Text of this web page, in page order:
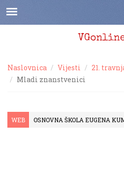
Naslovnica Vijesti
21.
Mladi znanstvenici
WEB OSNOVNA ŠKOLA EUGENA